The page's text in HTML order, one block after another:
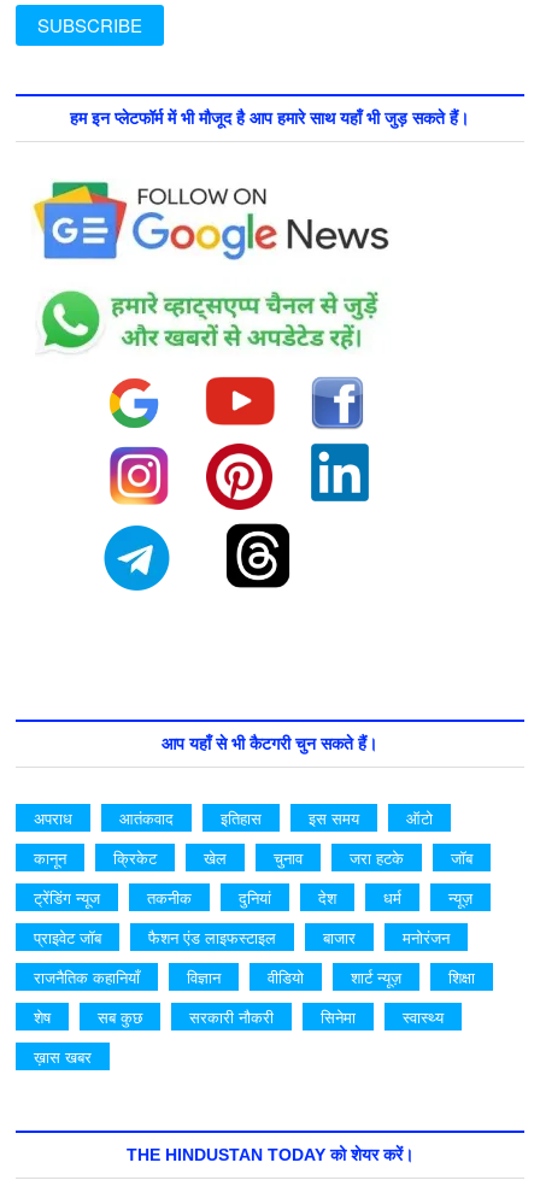
हम इन प्लेटफॉर्म में भी मौजूद है आप हमारे साथ यहाँ भी जुड़ सकते हैं।
आप यहाँ से भी कैटगरी चुन सकते हैं।
अपराध आतंकवाद इतिहास इस समय
ऑटो
कानून
क्रिकेट खेल चुनाव जरा हटके
जॉब
ट्रेंडिंग न्यूज
तकनीक दुनियां देश धर्म
न्यूज़
प्राइवेट जॉब
फैशन एंड लाइफस्टाइल बाजार
मनोरंजन
राजनैतिक कहानियाँ
विज्ञान वीडियो शार्ट न्यूज़
शिक्षा
शेष
सब कुछ सरकारी नौकरी सिनेमा
स्वास्थ्य
ख़ास खबर
THE HINDUSTAN TODAY को शेयर करें।